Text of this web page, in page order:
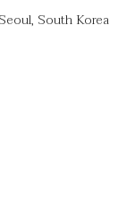
South Korea